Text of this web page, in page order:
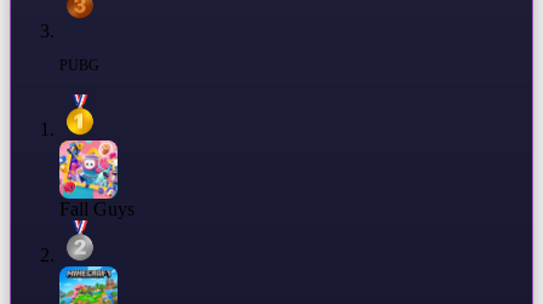
PUBG
Fall Guys